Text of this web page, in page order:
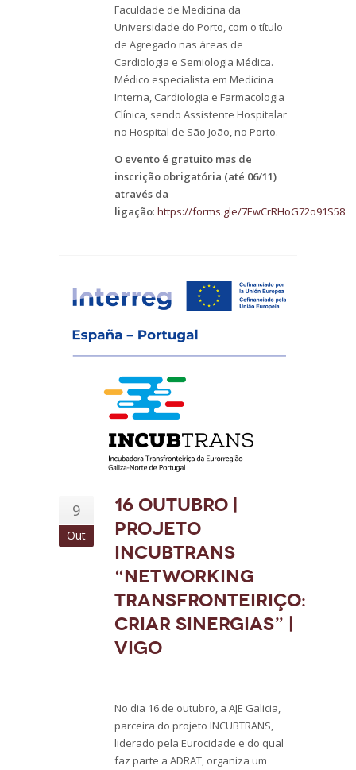
Faculdade de Medicina da
Universidade do Porto, com o título
de Agregado nas áreas de
Cardiologia e Semiologia Médica.
Médico especialista em Medicina
Interna, Cardiologia e Farmacologia
Clínica, sendo Assistente Hospitalar
no Hospital de São João, no Porto.
O evento é gratuito mas de
inscrição obrigatória (até 06/11)
através da
ligação: https://forms.gle/7EwCrRHoG72o91S58
9
Out
16 outubro |
Projeto
INCUBTRANS
“Networking
Transfronteiriço:
criar sinergias” |
Vigo
No dia 16 de outubro, a AJE Galicia,
parceira do projeto INCUBTRANS,
liderado pela Eurocidade e do qual
faz parte a ADRAT, organiza um